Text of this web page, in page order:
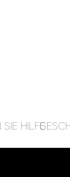
HILFE